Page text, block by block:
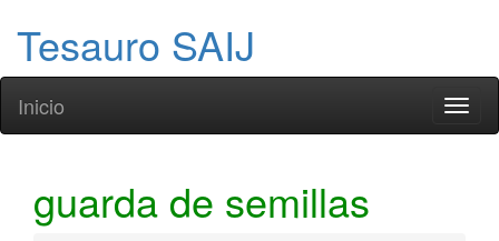
Tesauro SAIJ
Inicio
guarda de semillas